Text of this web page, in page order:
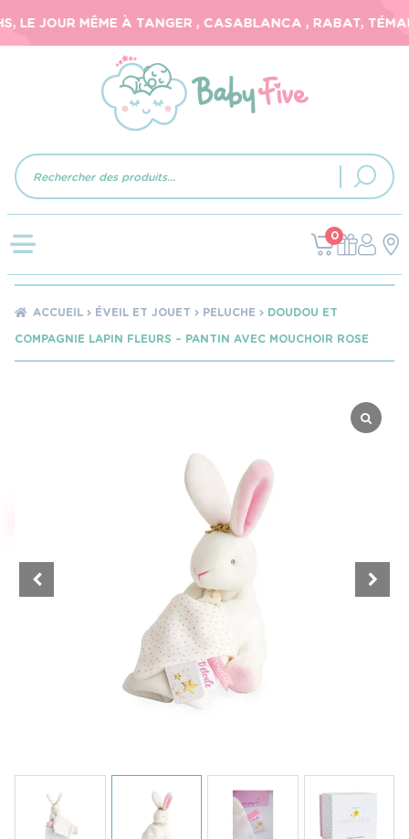
JOUR MÊME À TANGER , CASABLANCA , RABAT,
Recherche
de
produits
0
ACCUEIL ÉVEIL ET JOUET PELUCHE
DOUDOU ET
COMPAGNIE LAPIN FLEURS – PANTIN AVEC MOUCHOIR ROSE